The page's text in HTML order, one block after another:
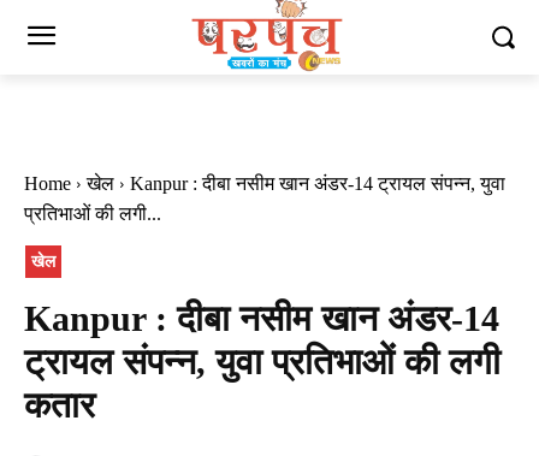
Home खेल
Kanpur : दीबा नसीम खान अंडर-14 ट्रायल संपन्न, युवा
प्रतिभाओं की लगी...
खेल
Kanpur : दीबा नसीम खान अंडर-14
ट्रायल संपन्न, युवा प्रतिभाओं की लगी
कतार